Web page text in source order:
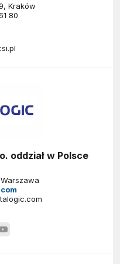
Kraków
80
oddział w Polsce